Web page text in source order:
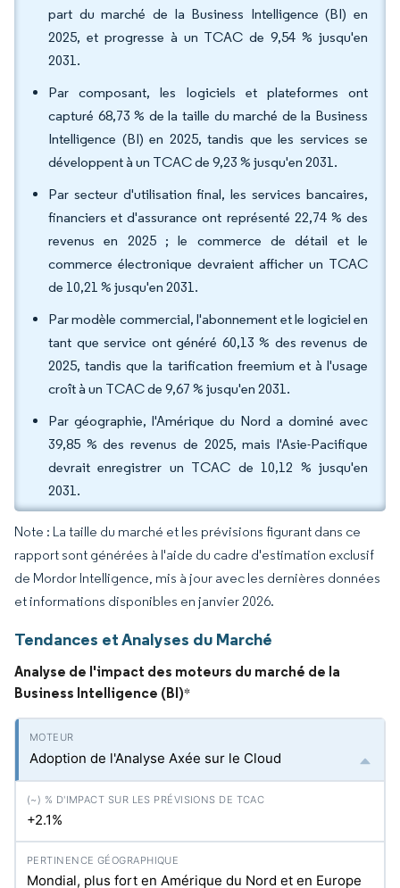
part du marché de la Business Intelligence (BI) en
2025, et progresse à un TCAC de 9,54 % jusqu'en
2031.
Par composant, les logiciels et plateformes ont
capturé 68,73 % de la taille du marché de la Business
Intelligence (BI) en 2025, tandis que les services se
développent à un TCAC de 9,23 % jusqu'en 2031.
Par secteur d'utilisation final, les services bancaires,
financiers et d'assurance ont représenté 22,74 % des
revenus en 2025 ; le commerce de détail et le
commerce électronique devraient afficher un TCAC
de 10,21 % jusqu'en 2031.
Par modèle commercial, l'abonnement et le logiciel en
tant que service ont généré 60,13 % des revenus de
2025, tandis que la tarification freemium et à l'usage
croît à un TCAC de 9,67 % jusqu'en 2031.
Par géographie, l'Amérique du Nord a dominé avec
39,85 % des revenus de 2025, mais l'Asie-Pacifique
devrait enregistrer un TCAC de 10,12 % jusqu'en
2031.
Note : La taille du marché et les prévisions figurant dans ce
rapport sont générées à l'aide du cadre d'estimation exclusif
de Mordor Intelligence, mis à jour avec les dernières données
et informations disponibles en janvier 2026.
Tendances et Analyses du Marché
Analyse de l'impact des moteurs du marché de la
Business Intelligence (BI)*
Adoption de l'Analyse Axée sur le Cloud
+2.1%
Mondial, plus fort en Amérique du Nord et en Europe